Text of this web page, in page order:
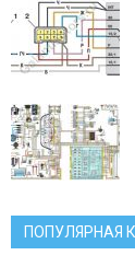
ПОПУЛЯРНАЯ